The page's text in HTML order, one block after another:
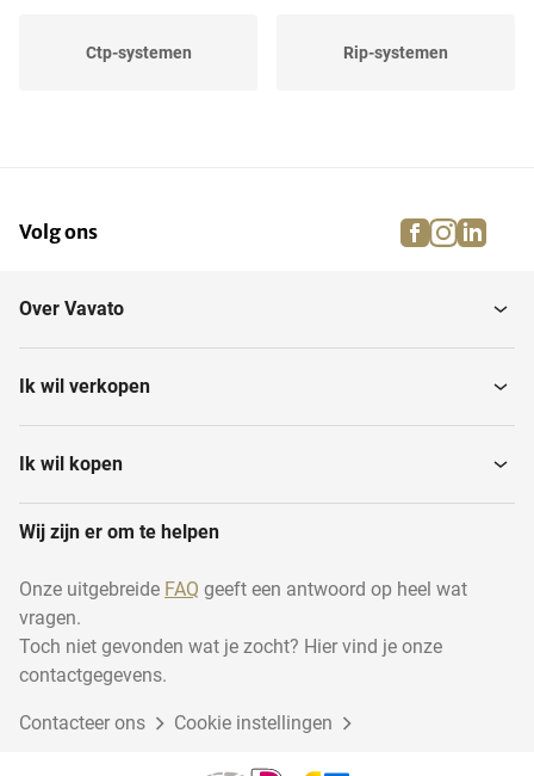
Ctp-systemen Rip-systemen
Overige persen Digitale kleurenprinters
Volg ons facebook
Over Vavato
Ik wil verkopen
Ik wil kopen
Wij zijn er om te helpen
Onze uitgebreide FAQ geeft een antwoord op heel wat
vragen.
Toch niet gevonden wat je zocht? Hier vind je onze
contactgegevens.
Contacteer ons Cookie instellingen